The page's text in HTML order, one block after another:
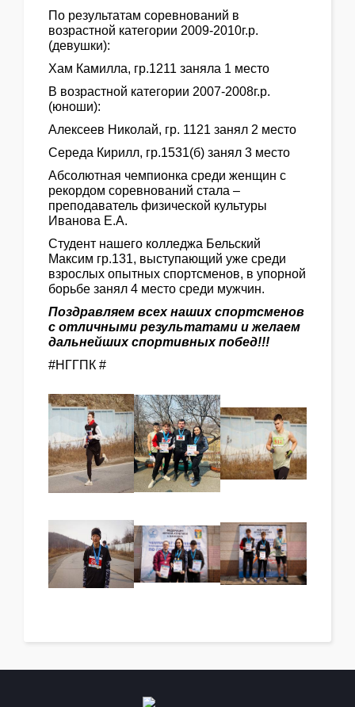
По результатам соревнований в
возрастной категории 2009-2010г.р.
(девушки):
Хам Камилла, гр.1211 заняла 1 место
В возрастной категории 2007-2008г.р.
(юноши):
Алексеев Николай, гр. 1121 занял 2 место
Середа Кирилл, гр.1531(б) занял 3 место
Абсолютная чемпионка среди женщин с
рекордом соревнований стала –
преподаватель физической культуры
Иванова Е.А.
Студент нашего колледжа Бельский
Максим гр.131, выступающий уже среди
взрослых опытных спортсменов, в упорной
борьбе занял 4 место среди мужчин.
Поздравляем всех наших спортсменов
с отличными результатами и желаем
дальнейших спортивных побед!!!
#НГГПК #